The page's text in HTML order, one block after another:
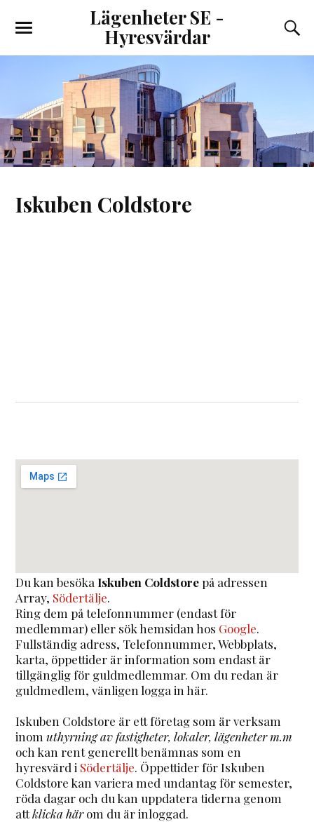
Lägenheter SE -
Hyresvärdar
Iskuben Coldstore
Du kan besöka Iskuben Coldstorepå adressen
Array, Södertälje.
Ring dem på telefonnummer (endast för
medlemmar) eller sök hemsidan hos Google.
Fullständig adress, Telefonnummer, Webbplats,
karta, öppettider är information som endast är
tillgänglig för guldmedlemmar. Om du redan är
guldmedlem, vänligen logga in här.
Iskuben Coldstore är ett företag som är verksam
inomuthyrning av fastigheter, lokaler, lägenheter m.m
och kan rent generellt benämnas som en
hyresvärd i Södertälje. Öppettider för Iskuben
Coldstore kan variera med undantag för semester,
röda dagar och du kan uppdatera tiderna genom
attklicka härom du är inloggad.